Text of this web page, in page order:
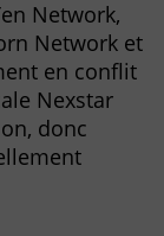
Network,
Network et
en conflit
Nexstar
donc